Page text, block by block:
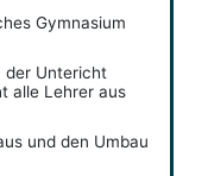
Gymnasium
der Untericht
alle Lehrer aus
und den Umbau